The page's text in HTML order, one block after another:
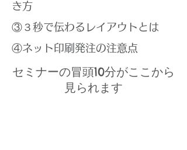
き方
③３秒で伝わるレイアウトとは
④ネット印刷発注の注意点
​セミナーの冒頭10分がここから
見られます